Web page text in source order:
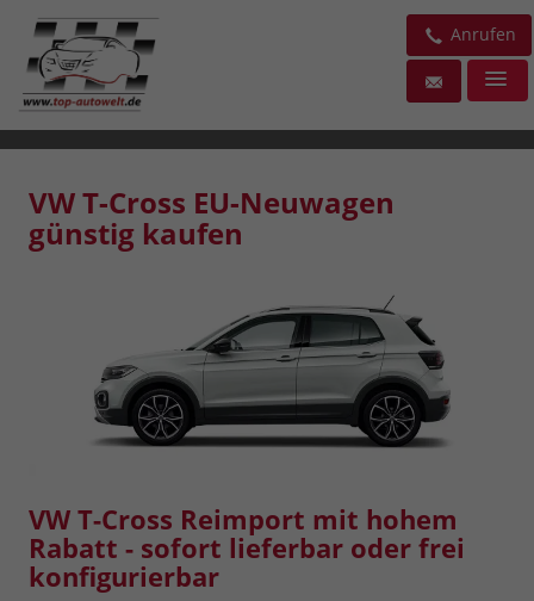
Anrufen
VW T-Cross EU-Neuwagen
günstig kaufen
VW T-Cross Reimport mit hohem
Rabatt - sofort lieferbar oder frei
konfigurierbar